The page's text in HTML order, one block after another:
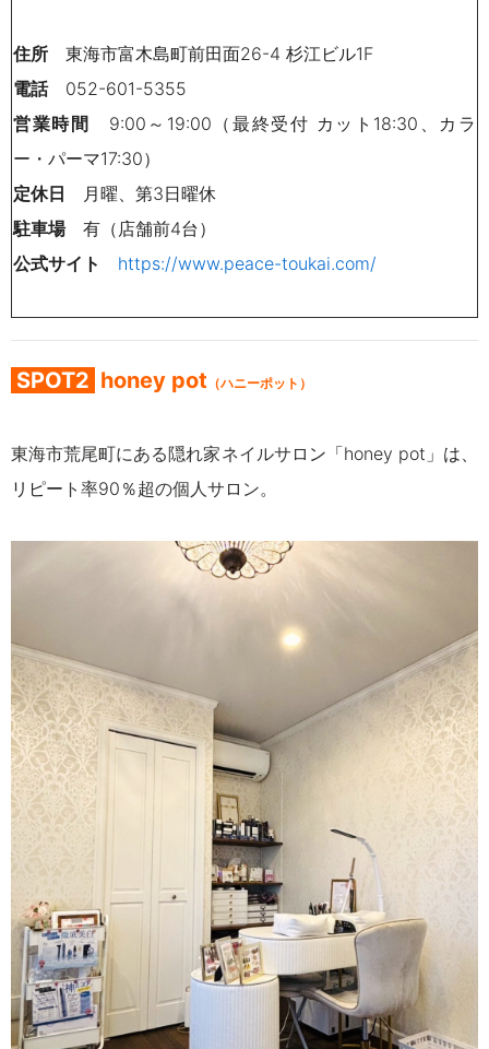
住所 東海市富木島町前田面26-4 杉江ビル1F
電話 052-601-5355
営業時間 9:00～19:00（最終受付 カット18:30、カラ
ー・パーマ17:30）
定休日 月曜、第3日曜休
駐車場有（店舗前4台）
公式サイト https://www.peace-toukai.com/
SPOT2 honey pot （ハニーポット）
東海市荒尾町にある隠れ家ネイルサロ ン「honey pot」は、
リピー ト率90％超の個人サロン。